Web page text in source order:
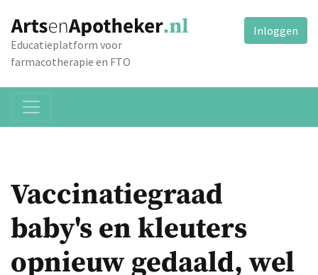
Educatieplatform voor
farmacotherapie en FTO
Inloggen
Vaccinatiegraad
baby's en kleuters
opnieuw gedaald, wel